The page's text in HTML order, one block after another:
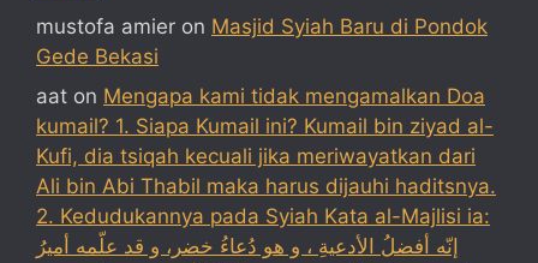
mustofa amier on Masjid Syiah Baru di Pondok
Gede Bekasi
aat on Mengapa kami tidak mengamalkan Doa
kumail? 1. Siapa Kumail ini? Kumail bin ziyad al-
Kufi, dia tsiqah kecuali jika meriwayatkan dari
Ali bin Abi Thabil maka harus dijauhi haditsnya.
2. Kedudukannya pada Syiah Kata al-Majlisi ia:
إنّه أفضلُ الأدعيةِ ، و هو دُعاءُ خضر، و قد علّمه أميرُ